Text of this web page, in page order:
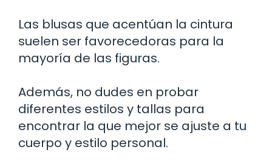
Las blusas que acentúan la cintura
suelen ser favorecedoras para la
mayoría de las figuras.
Además, no dudes en probar
diferentes estilos y tallas para
encontrar la que mejor se ajuste a tu
cuerpo y estilo personal.